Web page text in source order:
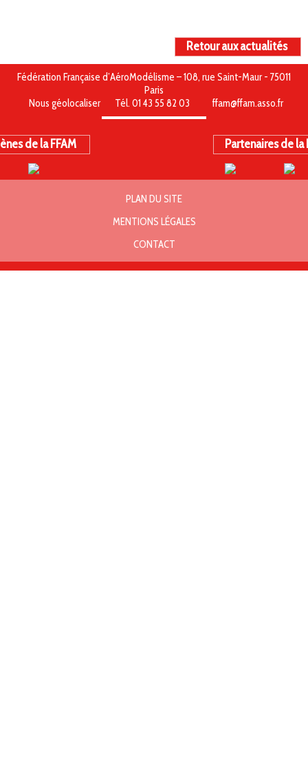
Retour aux actualités
Fédération Française d’AéroModélisme – 108, rue Saint-Maur - 75011
Paris
Nous géolocaliser
Tél. 01 43 55 82 03 ffam@ffam.asso.fr
de la FFAM Partenaires de la
PLAN DU SITE
MENTIONS LÉGALES
CONTACT